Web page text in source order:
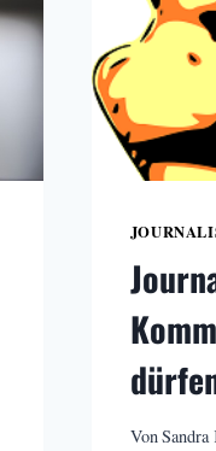
VonSandra